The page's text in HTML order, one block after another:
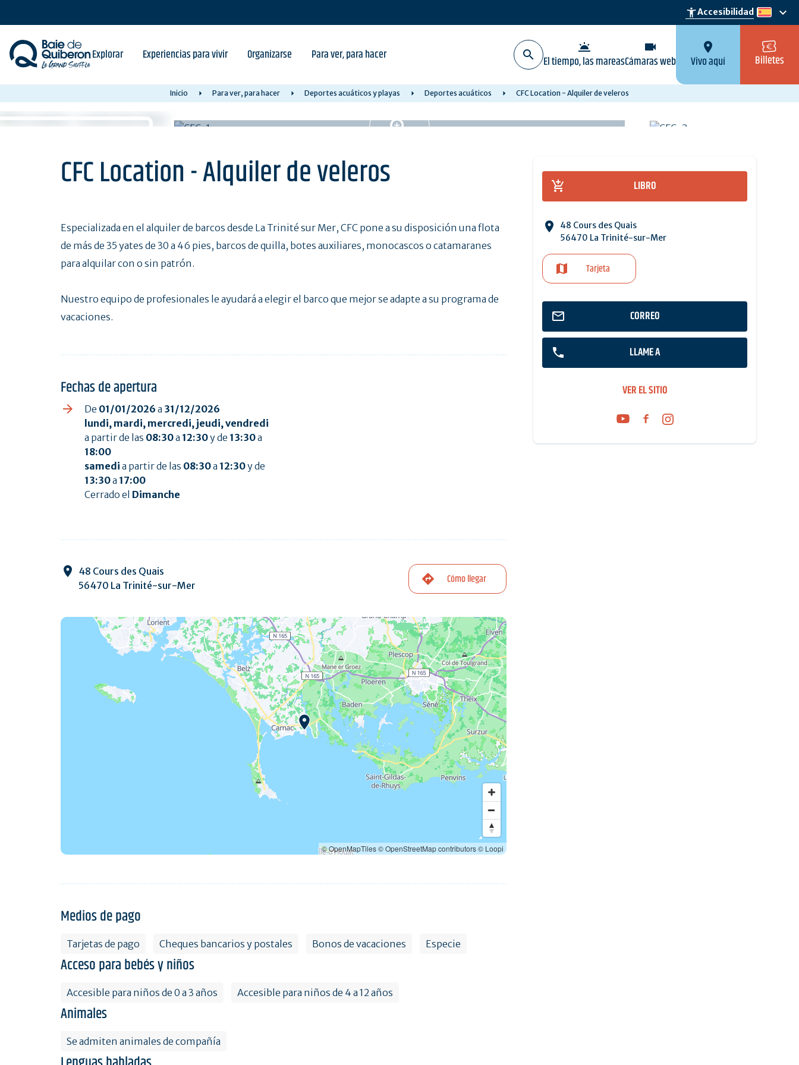
content
accessibility_newAccesibilidad es
keyboard_arrow_down
Explorar Experiencias para vivir Organizarse Para ver, para hacer wb_twilight
El tiempo, las mareas
videocam
Cámaras web
location_on
Vivo aquí Billetes
Inicio Para ver, para hacer Deportes acuáticos y playas Deportes acuáticos CFC Location - Alquiler de veleros
CFC Location - Alquiler de veleros LIBRO
48 Cours des Quais
56470 La Trinité-sur-Mer
Tarjeta
CORREO
LLAME A
VER EL SITIO
Especializada en el alquiler de barcos desde La Trinité sur Mer, CFC pone a su disposición una flota
de más de 35 yates de 30 a 46 pies, barcos de quilla, botes auxiliares, monocascos o catamaranes
para alquilar con o sin patrón.
Nuestro equipo de profesionales le ayudará a elegir el barco que mejor se adapte a su programa de
vacaciones.
Fechas de apertura
De 01/01/2026 a 31/12/2026
lundi, mardi, mercredi, jeudi, vendredi
a partir de las 08:30a 12:30y de 13:30a
18:00
samedi a partir de las 08:30a 12:30y de
13:30a 17:00
Cerrado el Dimanche
48 Cours des Quais
56470 La Trinité-sur-Mer
Cómo llegar
© OpenMapTiles© OpenStreetMap contributors© Loopi
Medios de pago
Tarjetas de pago Cheques bancarios y postales Bonos de vacaciones Especie
Acceso para bebés y niños
Accesible para niños de 0 a 3 años Accesible para niños de 4 a 12 años
Animales
Se admiten animales de compañía